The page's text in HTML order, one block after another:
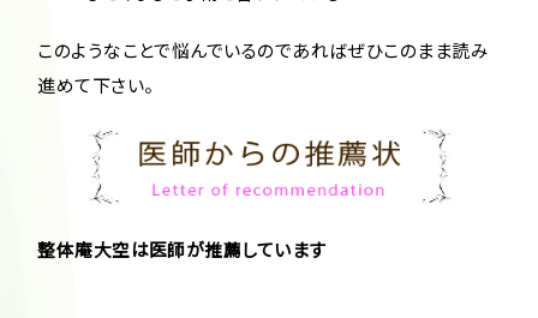
このようなことで悩んでいるのであればぜひこのまま読み
進めて下さい。
整体庵大空は医師が推薦しています